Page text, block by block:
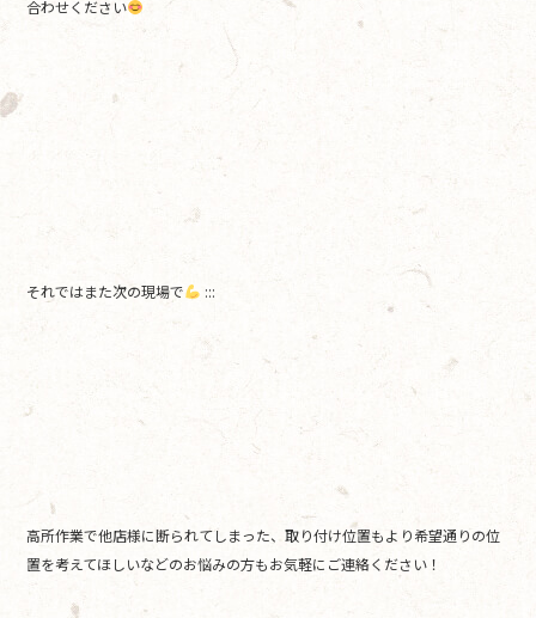
合わせください
それではまた次の現場で :::
高所作業で他店様に断られてしまった、取り付け位置もより希望通りの位
置を考えてほしいなどのお悩みの方もお気軽にご連絡ください！